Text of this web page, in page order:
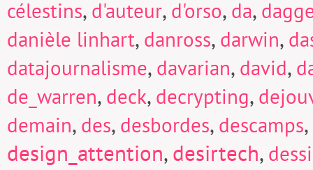
célestins, d'auteur, d'orso, da,
danièle linhart, danross, darwin,
datajournalisme, davarian, david,
de_warren, deck, decrypting,
demain, des, desbordes, descamps,
design_attention,desirtech,